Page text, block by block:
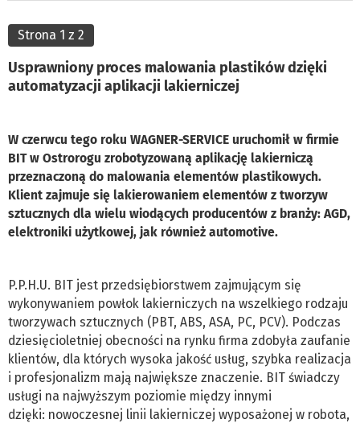
Strona 1 z 2
Usprawniony proces malowania plastików dzięki
automatyzacji aplikacji lakierniczej
W czerwcu tego roku WAGNER-SERVICE uruchomił w firmie
BIT w Ostrorogu zrobotyzowaną aplikację lakierniczą
przeznaczoną do malowania elementów plastikowych.
Klient zajmuje się lakierowaniem elementów z tworzyw
sztucznych dla wielu wiodących producentów z branży: AGD,
elektroniki użytkowej, jak również automotive.
P.P.H.U. BIT jest przedsiębiorstwem zajmującym się
wykonywaniem powłok lakierniczych na wszelkiego rodzaju
tworzywach sztucznych (PBT, ABS, ASA, PC, PCV). Podczas
dziesięcioletniej obecności na rynku firma zdobyła zaufanie
klientów, dla których wysoka jakość usług, szybka realizacja
i profesjonalizm mają największe znaczenie. BIT świadczy
usługi na najwyższym poziomie między innymi
dzięki: nowoczesnej linii lakierniczej wyposażonej w robota,